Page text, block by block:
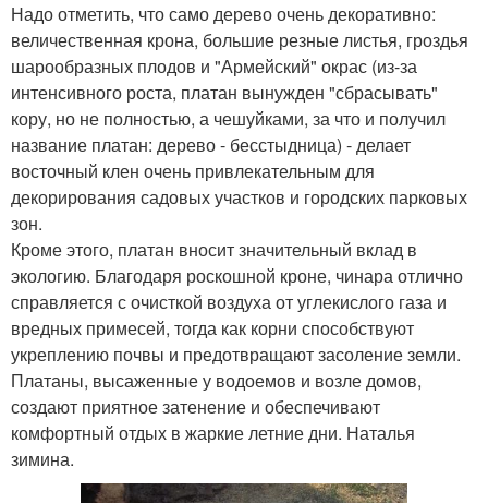
Надо отметить, что само дерево очень декоративно:
величественная крона, большие резные листья, гроздья
шарообразных плодов и "Армейский" окрас (из-за
интенсивного роста, платан вынужден "сбрасывать"
кору, но не полностью, а чешуйками, за что и получил
название платан: дерево - бесстыдница) - делает
восточный клен очень привлекательным для
декорирования садовых участков и городских парковых
зон.
Кроме этого, платан вносит значительный вклад в
экологию. Благодаря роскошной кроне, чинара отлично
справляется с очисткой воздуха от углекислого газа и
вредных примесей, тогда как корни способствуют
укреплению почвы и предотвращают засоление земли.
Платаны, высаженные у водоемов и возле домов,
создают приятное затенение и обеспечивают
комфортный отдых в жаркие летние дни. Наталья
зимина.